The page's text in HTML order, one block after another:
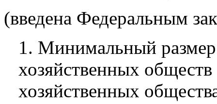
(введена Федеральным
1. Минимальный размер
хозяйственных
хозяйственных